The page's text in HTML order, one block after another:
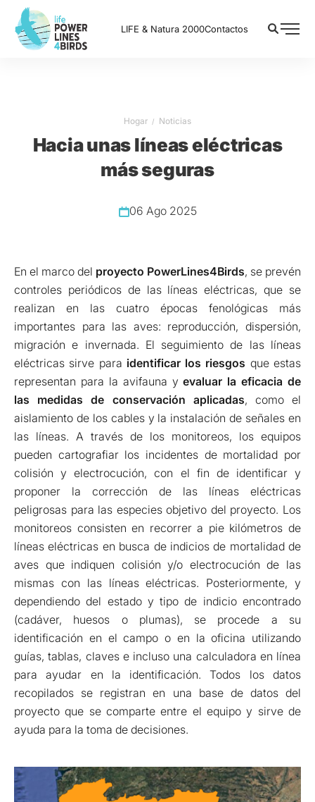
LIFE & Natura 2000Contactos
Hogar Noticias
Hacia unas líneas eléctricas
más seguras
06 Ago 2025
En el marco del proyecto PowerLines4Birds, se prevén
controles periódicos de las líneas eléctricas, que se
realizan en las cuatro épocas fenológicas más
importantes para las aves: reproducción, dispersión,
migración e invernada. El seguimiento de las líneas
eléctricas sirve para identificar los riesgos que estas
representan para la avifauna yevaluar la eficacia de
las medidas de conservación aplicadas, como el
aislamiento de los cables y la instalación de señales en
las líneas. A través de los monitoreos, los equipos
pueden cartografiar los incidentes de mortalidad por
colisión y electrocución, con el fin de identificar y
proponer la corrección de las líneas eléctricas
peligrosas para las especies objetivo del proyecto. Los
monitoreos consisten en recorrer a pie kilómetros de
líneas eléctricas en busca de indicios de mortalidad de
aves que indiquen colisión y/o electrocución de las
mismas con las líneas eléctricas. Posteriormente, y
dependiendo del estado y tipo de indicio encontrado
(cadáver, huesos o plumas), se procede a su
identificación en el campo o en la oficina utilizando
guías, tablas, claves e incluso una calculadora en línea
para ayudar en la identificación. Todos los datos
recopilados se registran en una base de datos del
proyecto que se comparte entre el equipo y sirve de
ayuda para la toma de decisiones.